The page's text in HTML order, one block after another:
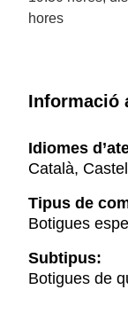
hores
Informació
Idiomes
Català,
Tipus de
Botigues
Subtipus:
Botigues de